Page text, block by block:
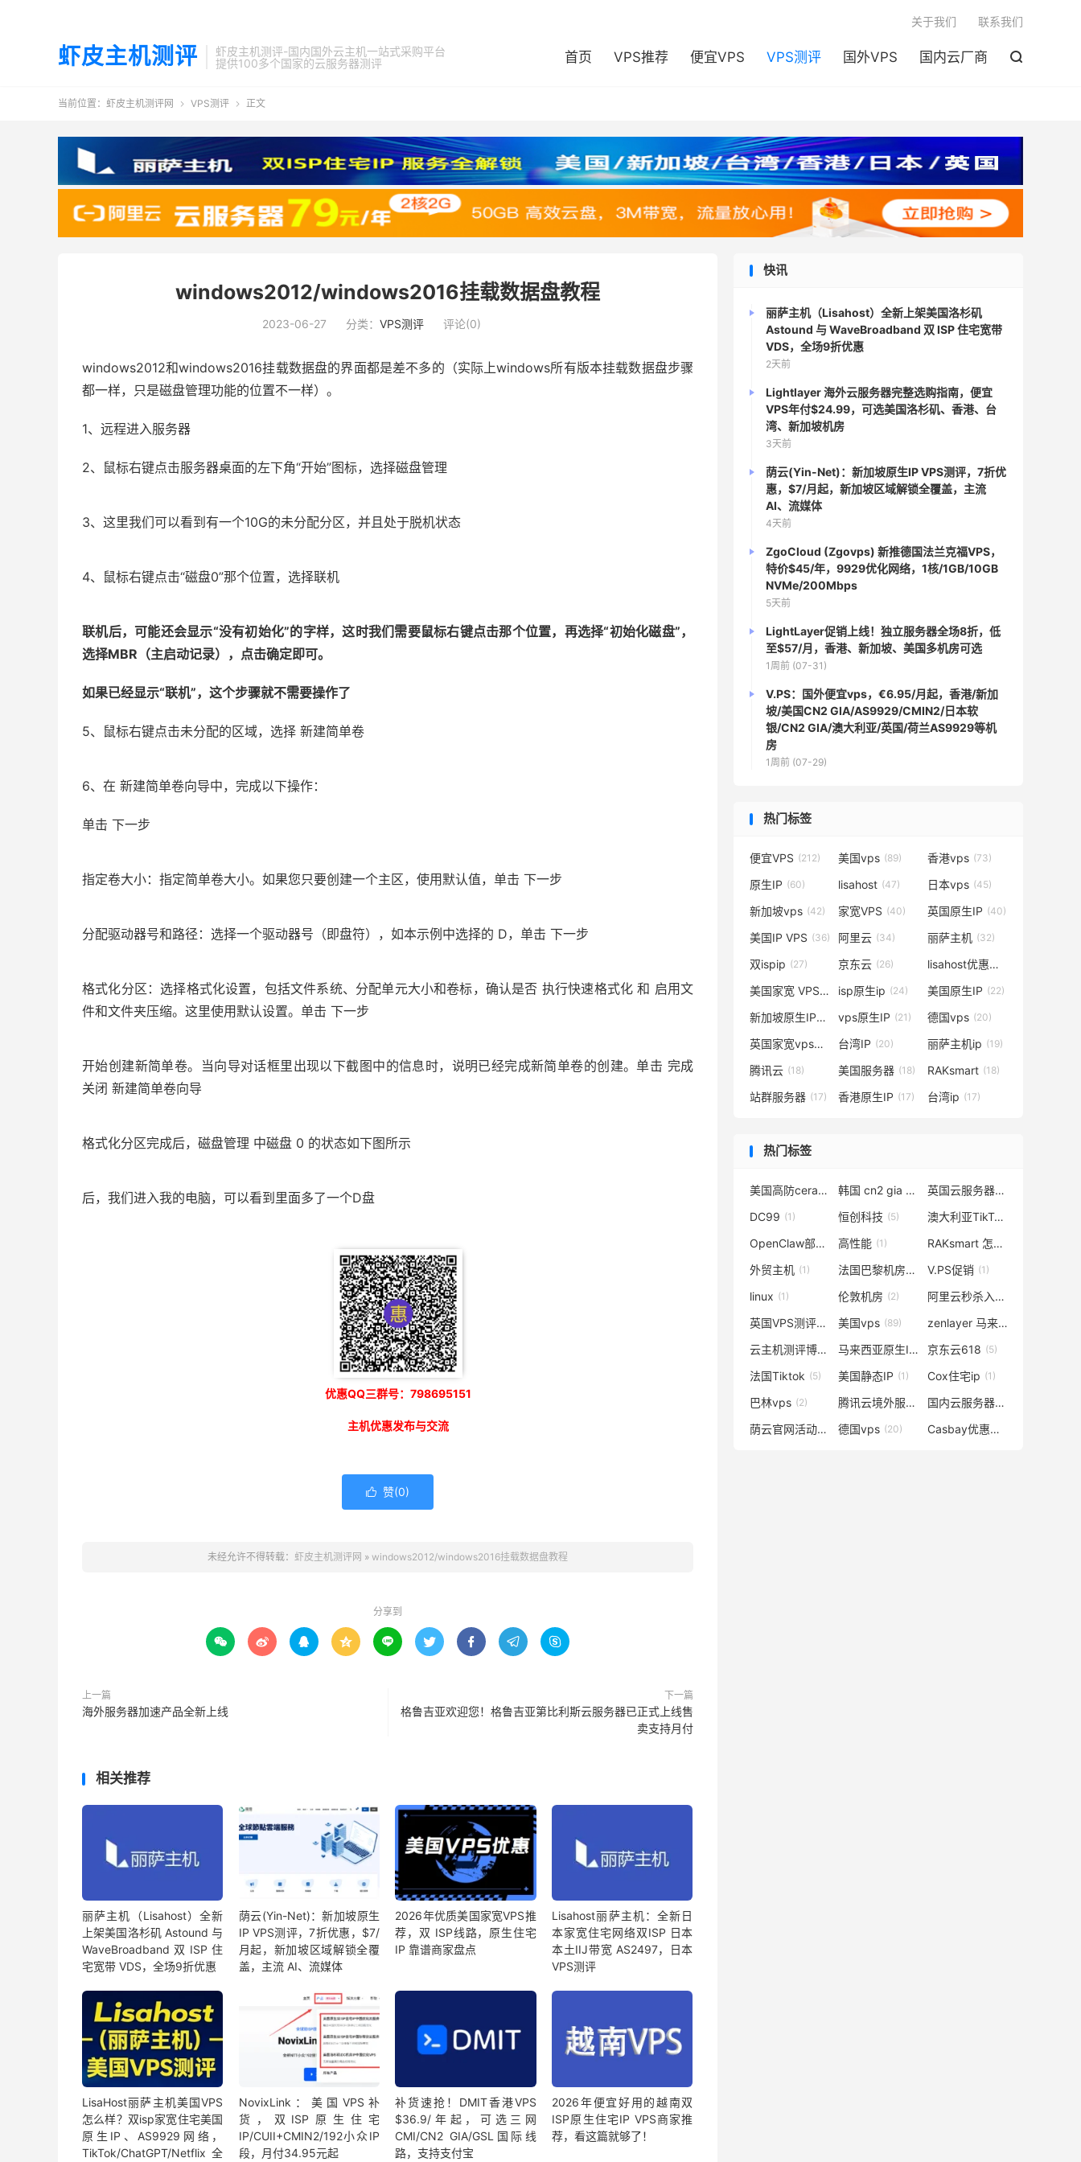
虾皮主机测评
虾皮主机测评-国内国外云主机一站式采购平台
提供100多个国家的云服务器测评
首页 VPS推荐 便宜VPS VPS测评 国外VPS 国内云厂商 
关于我们 联系我们
当前位置： 虾皮主机测评网  VPS测评  正文
windows2012/windows2016挂载数据盘教程
2023-06-27 分类： VPS测评 评论(0)
windows2012和windows2016挂载数据盘的界面都是差不多的（实际上windows所有版本挂载数据盘步骤
都一样，只是磁盘管理功能的位置不一样）。
1、远程进入服务器
2、鼠标右键点击服务器桌面的左下角“开始”图标，选择磁盘管理
3、这里我们可以看到有一个10G的未分配分区，并且处于脱机状态
4、鼠标右键点击“磁盘0”那个位置，选择联机
联机后，可能还会显示“没有初始化”的字样，这时我们需要鼠标右键点击那个位置，再选择“初始化磁盘”，
选择MBR（主启动记录），点击确定即可。
如果已经显示“联机”，这个步骤就不需要操作了
5、鼠标右键点击未分配的区域，选择 新建简单卷
6、在 新建简单卷向导中，完成以下操作：
单击 下一步
指定卷大小：指定简单卷大小。如果您只要创建一个主区，使用默认值，单击 下一步
分配驱动器号和路径：选择一个驱动器号（即盘符），如本示例中选择的 D，单击 下一步
格式化分区：选择格式化设置，包括文件系统、分配单元大小和卷标，确认是否 执行快速格式化 和 启用文
件和文件夹压缩。这里使用默认设置。单击 下一步
开始创建新简单卷。当向导对话框里出现以下截图中的信息时，说明已经完成新简单卷的创建。单击 完成
关闭 新建简单卷向导
格式化分区完成后，磁盘管理 中磁盘 0 的状态如下图所示
后，我们进入我的电脑，可以看到里面多了一个D盘
优惠QQ三群号：798695151
主机优惠发布与交流
 赞(0)
未经允许不得转载： 虾皮主机测评网 » windows2012/windows2016挂载数据盘教程
分享到
        
上一篇
海外服务器加速产品全新上线
下一篇
格鲁吉亚欢迎您！格鲁吉亚第比利斯云服务器已正式上线售
卖支持月付
相关推荐
丽萨主机（Lisahost）全新
上架美国洛杉矶 Astound 与
WaveBroadband 双 ISP 住
宅宽带 VDS，全场9折优惠
荫云(Yin-Net)：新加坡原生
IP VPS测评，7折优惠，$7/
月起，新加坡区域解锁全覆
盖，主流 AI、流媒体
2026年优质美国家宽VPS推
荐，双 ISP线路，原生住宅
IP 靠谱商家盘点
Lisahost丽萨主机：全新日
本家宽住宅网络双ISP 日本
本土IIJ带宽 AS2497，日本
VPS测评
LisaHost丽萨主机美国VPS
怎么样？双isp家宽住宅美国
原生IP、AS9929网络，
TikTok/ChatGPT/Netflix 全
NovixLink：美国VPS补
货，双ISP原生住宅
IP/CUII+CMIN2/192小众IP
段，月付34.95元起
补货速抢！DMIT香港VPS
$36.9/年起，可选三网
CMI/CN2 GIA/GSL国际线
路，支持支付宝
2026年便宜好用的越南双
ISP原生住宅IP VPS商家推
荐，看这篇就够了！
快讯
丽萨主机（Lisahost）全新上架美国洛杉矶
Astound 与 WaveBroadband 双 ISP 住宅宽带
VDS，全场9折优惠
2天前
Lightlayer 海外云服务器完整选购指南，便宜
VPS年付$24.99，可选美国洛杉矶、香港、台
湾、新加坡机房
3天前
荫云(Yin-Net)：新加坡原生IP VPS测评，7折优
惠，$7/月起，新加坡区域解锁全覆盖，主流
AI、流媒体
4天前
ZgoCloud (Zgovps) 新推德国法兰克福VPS，
特价$45/年，9929优化网络，1核/1GB/10GB
NVMe/200Mbps
5天前
LightLayer促销上线！独立服务器全场8折，低
至$57/月，香港、新加坡、美国多机房可选
1周前 (07-31)
V.PS：国外便宜vps，€6.95/月起，香港/新加
坡/美国CN2 GIA/AS9929/CMIN2/日本软
银/CN2 GIA/澳大利亚/英国/荷兰AS9929等机
房
1周前 (07-29)
热门标签
便宜VPS (212) 美国vps (89) 香港vps (73)
原生IP (60) lisahost (47) 日本vps (45)
新加坡vps (42) 家宽VPS (40) 英国原生IP (40)
美国IP VPS (36) 阿里云 (34) 丽萨主机 (32)
双ispip (27) 京东云 (26) lisahost优惠码
美国家宽 VPS(25)isp原生ip (24) 美国原生IP (22)
新加坡原生IP(21) vps原生IP (21) 德国vps (20)
英国家宽vps(20) 台湾IP (20) 丽萨主机ip (19)
腾讯云 (18) 美国服务器 (18) RAKsmart (18)
站群服务器 (17) 香港原生IP (17) 台湾ip (17)
热门标签
美国高防cera机房 (1) 韩国 cn2 gia vps (1) 英国云服务器
(1)
DC99 (1) 恒创科技 (5) 澳大利亚TikTok
OpenClaw部署 (2)高性能 (1) RAKsmart 怎么样
外贸主机 (1) 法国巴黎机房(2) V.PS促销 (1)
linux (1) 伦敦机房 (2) 阿里云秒杀入口
英国VPS测评
(2) 美国vps (89) zenlayer 马来西亚
云主机测评博客 (1) 马来西亚原生IP (3)京东云618 (5)
法国Tiktok (5) 美国静态IP (1) Cox住宅ip (1)
巴林vps (2) 腾讯云境外服务器 (2) 国内云服务器
(1)
荫云官网活动
(1) 德国vps (20) Casbay优惠码